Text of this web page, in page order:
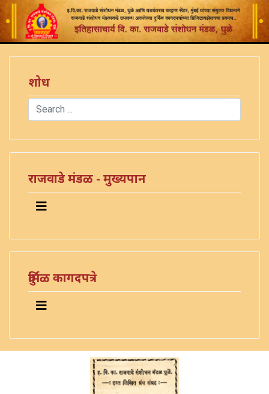
शोध
Search
राजवाडे मंडळ - मुख्यपान
दुर्मिळ कागदपत्रे